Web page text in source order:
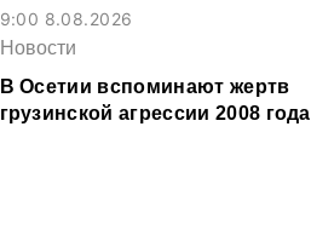
9:00 8.08.2026
Новости
В Осетии вспоминают жертв
грузинской агрессии 2008 года